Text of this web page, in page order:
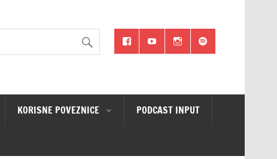
KORISNE POVEZNICE PODCAST INPUT